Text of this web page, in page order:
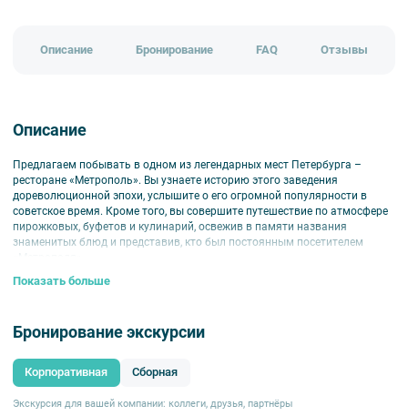
Описание Бронирование FAQ Отзывы
Описание
Предлагаем побывать в одном из легендарных мест Петербурга –
ресторане «Метрополь». Вы узнаете историю этого заведения
дореволюционной эпохи, услышите о его огромной популярности в
советское время. Кроме того, вы совершите путешествие по атмосфере
пирожковых, буфетов и кулинарий, освежив в памяти названия
знаменитых блюд и представив, кто был постоянным посетителем
Завершится экскурсия чаепитием или обедом в легендарном ресторане.
Показать больше
Бронирование экскурсии
Корпоративная Сборная
Экскурсия для вашей компании: коллеги, друзья, партнёры